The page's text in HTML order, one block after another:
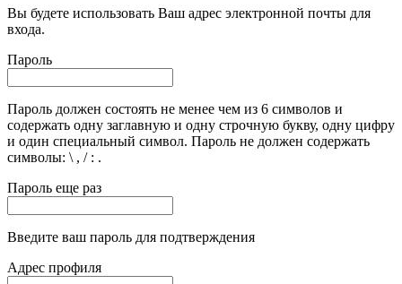
Вы будете использовать Ваш адрес электронной почты для
входа.
Пароль
Пароль должен состоять не менее чем из 6 символов и
содержать одну заглавную и одну строчную букву, одну цифру
и один специальный символ. Пароль не должен содержать
символы: \ , / : .
Пароль еще раз
Введите ваш пароль для подтверждения
Адрес профиля